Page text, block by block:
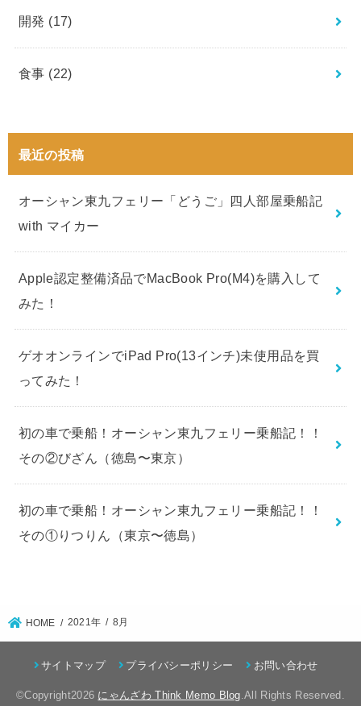
開発 (17)
食事 (22)
最近の投稿
オーシャン東九フェリー「どうご」四人部屋乗船記
with マイカー
Apple認定整備済品でMacBook Pro(M4)を購入して
みた！
ゲオオンラインでiPad Pro(13インチ)未使用品を買
ってみた！
初の車で乗船！オーシャン東九フェリー乗船記！！
その②びざん（徳島〜東京）
初の車で乗船！オーシャン東九フェリー乗船記！！
その①りつりん（東京〜徳島）
HOME 2021年 8月
サイトマップ プライバシーポリシー お問い合わせ
©Copyright2026 にゃんざわ Think Memo Blog .All Rights Reserved.